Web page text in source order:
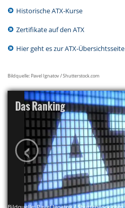
Historische ATX-Kurse
Zertifikate auf den ATX
Hier geht es zur ATX-Übersichtsseite
Bildquelle: Pavel Ignatov / Shutterstock.com
Das Ranking
‹